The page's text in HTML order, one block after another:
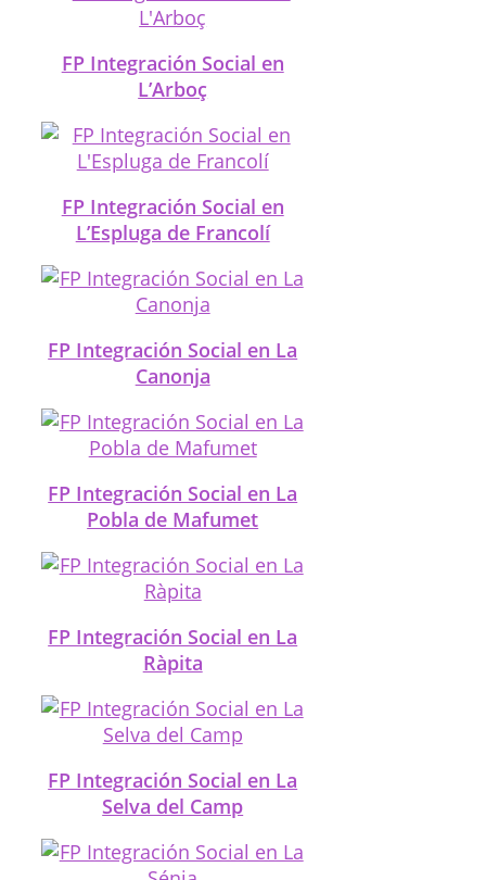
FP Integración Social en
L’Arboç
FP Integración Social en
L’Espluga de Francolí
FP Integración Social en La
Canonja
FP Integración Social en La
Pobla de Mafumet
FP Integración Social en La
Ràpita
FP Integración Social en La
Selva del Camp